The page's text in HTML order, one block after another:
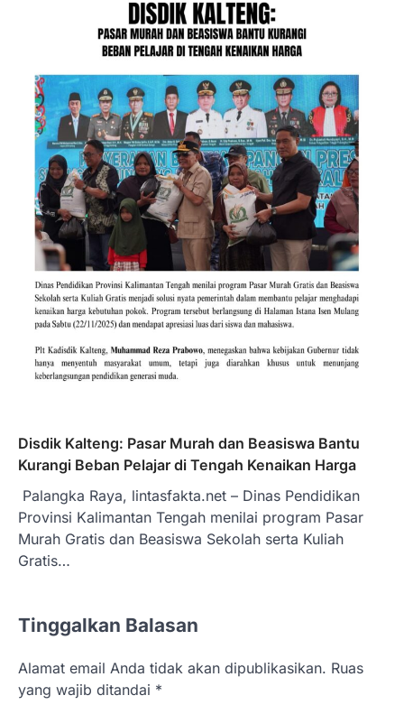
Disdik Kalteng: Pasar Murah dan Beasiswa Bantu
Kurangi Beban Pelajar di Tengah Kenaikan Harga
Palangka Raya, lintasfakta.net – Dinas Pendidikan
Provinsi Kalimantan Tengah menilai program Pasar
Murah Gratis dan Beasiswa Sekolah serta Kuliah
Gratis…
Tinggalkan Balasan
Alamat email Anda tidak akan dipublikasikan. Ruas
yang wajib ditandai *